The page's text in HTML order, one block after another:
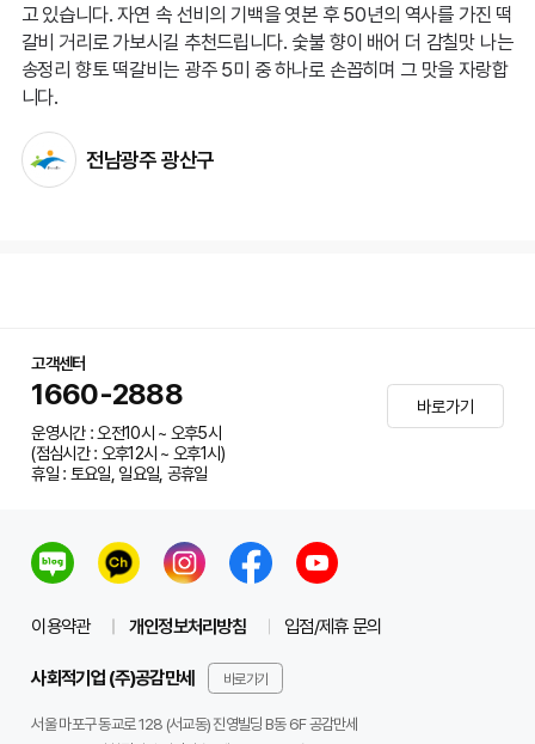
고 있습니다. 자연 속 선비의 기백을 엿본 후 50년의 역사를 가진 떡
갈비 거리로 가보시길 추천드립니다. 숯불 향이 배어 더 감칠맛 나는
송정리 향토 떡갈비는 광주 5미 중 하나로 손꼽히며 그 맛을 자랑합
니다.
전남광주 광산구
고객센터
1660-2888
운영시간 : 오전10시 ~ 오후5시
(점심시간 : 오후12시 ~ 오후1시)
휴일 : 토요일, 일요일, 공휴일
바로가기
이용약관 개인정보처리방침 입점/제휴 문의
사회적기업 (주)공감만세 바로가기
서울 마포구 동교로 128 (서교동) 진영빌딩 B동 6F 공감만세